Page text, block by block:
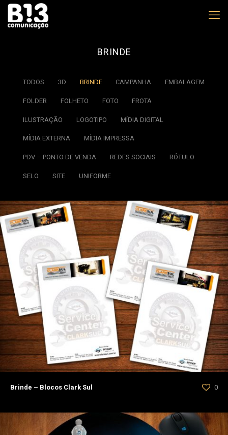
BRINDE
TODOS 3D BRINDE CAMPANHA EMBALAGEM
FOLDER FOLHETO FOTO FROTA
ILUSTRAÇÃO LOGOTIPO MÍDIA DIGITAL
MÍDIA EXTERNA MÍDIA IMPRESSA
PDV – PONTO DE VENDA REDES SOCIAIS RÓTULO
SELO SITE UNIFORME
Brinde – Blocos Clark Sul 0